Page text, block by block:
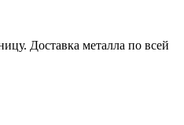
Доставка металла по всей